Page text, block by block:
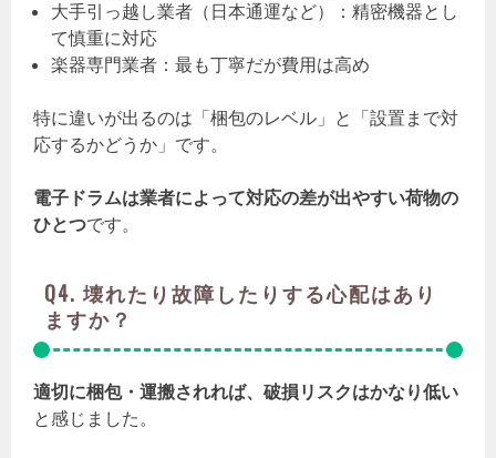
大手引っ越し業者（日本通運など）：精密機器とし
て慎重に対応
楽器専門業者：最も丁寧だが費用は高め
特に違いが出るのは「梱包のレベル」と「設置まで対
応するかどうか」です。
電子ドラムは業者によって対応の差が出やすい荷物の
ひとつです。
Q4. 壊れたり故障したりする心配はあり
ますか？
適切に梱包・運搬されれば、破損リスクはかなり低い
と感じました。